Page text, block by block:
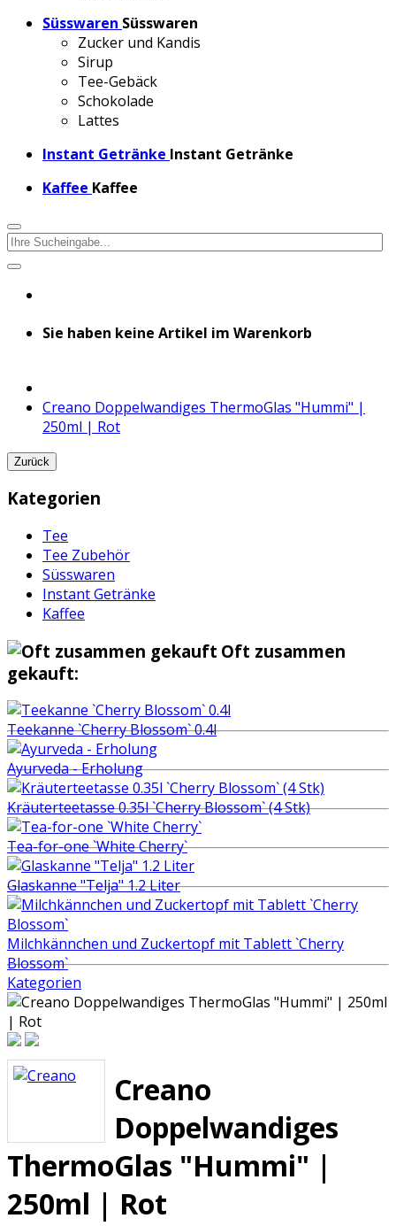
Süsswaren Süsswaren
Zucker und Kandis
Sirup
Tee-Gebäck
Schokolade
Lattes
Instant Getränke Instant Getränke
Kaffee Kaffee
Sie haben keine Artikel im Warenkorb
Creano Doppelwandiges ThermoGlas "Hummi" |
250ml | Rot
Zurück
Kategorien
Tee
Tee Zubehör
Süsswaren
Instant Getränke
Kaffee
Oft zusammen
gekauft:
Teekanne `Cherry Blossom` 0.4l
Ayurveda - Erholung
Kräuterteetasse 0.35l `Cherry Blossom` (4 Stk)
Tea-for-one `White Cherry`
Glaskanne "Telja" 1.2 Liter
Milchkännchen und Zuckertopf mit Tablett `Cherry
Blossom`
Kategorien
Creano
Doppelwandiges
ThermoGlas "Hummi" |
250ml | Rot